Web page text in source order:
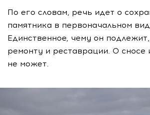
По его словам, речь идет о
памятника в первоначальном
Единственное, чему он
ремонту и реставрации. О сносе
не может.